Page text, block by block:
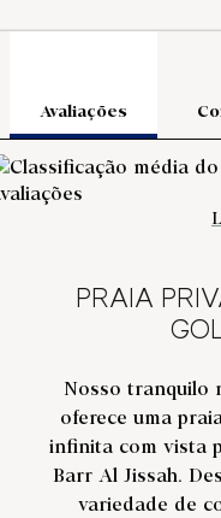
Avaliações
PRAIA
Nosso tranquilo
oferece uma
infinita com vista
Barr Al Jissah.
variedade de